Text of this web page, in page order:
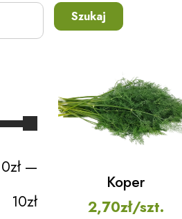
Koper
2,70zł/szt.
0zł—
10zł